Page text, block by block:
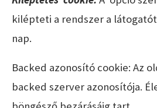
kilépteti a rendszer a
nap.
Backed azonosító cookie: Az
backed szerver azonosítója.